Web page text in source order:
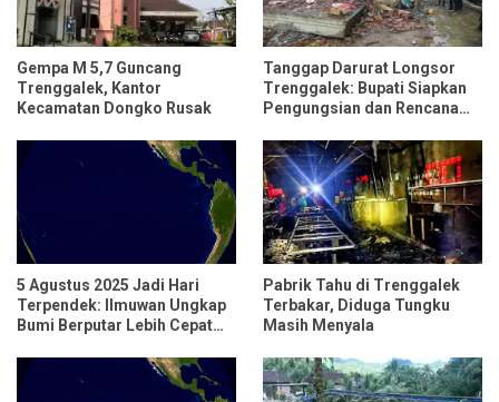
Gempa M 5,7 Guncang
Trenggalek, Kantor
Kecamatan Dongko Rusak
Tanggap Darurat Longsor
Trenggalek: Bupati Siapkan
Pengungsian dan Rencana
5 Agustus 2025 Jadi Hari
Terpendek: Ilmuwan Ungkap
Bumi Berputar Lebih Cepat
Pabrik Tahu di Trenggalek
Terbakar, Diduga Tungku
Masih Menyala